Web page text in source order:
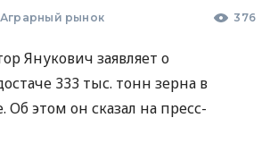
Аграрный рынок 376
Янукович заявляет о
333 тыс. тонн зерна в
этом он сказал на пресс-